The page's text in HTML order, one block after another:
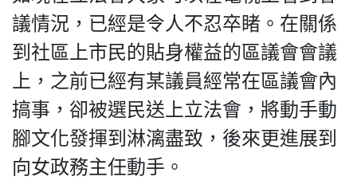
議情況，已經是令人不忍卒睹。在關係
到社區上市民的貼身權益的區議會會議
上，之前已經有某議員經常在區議會內
搞事，卻被選民送上立法會，將動手動
腳文化發揮到淋漓盡致，後來更進展到
向女政務主任動手。